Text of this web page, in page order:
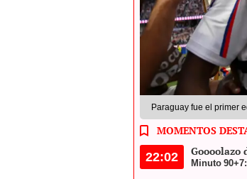
Paraguay fue el primer
MOMENTOS
22:02 Goooolazo
Minuto 90+7: